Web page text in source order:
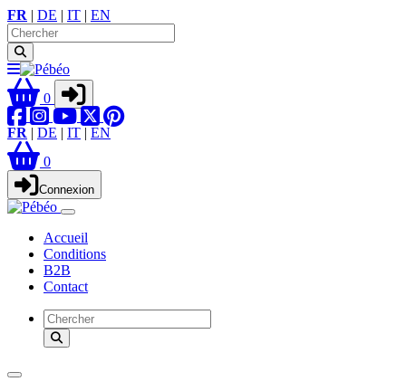
FR | DE | IT | EN
0
FR | DE | IT | EN
0
Connexion
Accueil
Conditions
B2B
Contact